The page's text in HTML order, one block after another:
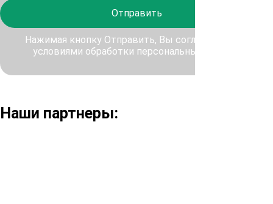
Отправить
Нажимая кнопку Отправить, Вы соглашаетесь с
условиями обработки персональных данных
Наши партнеры: